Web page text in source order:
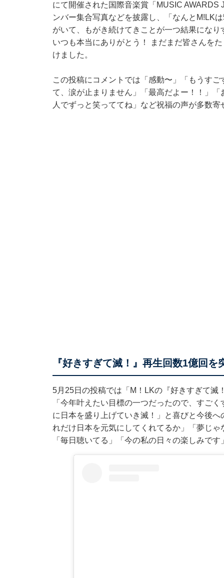
にて開催された国際音楽賞「MUSIC
ンバー集合写真などを披露し、「なんとM!LK
がいて、もがき続けてきことが一つ結果になり
いつも本当にありがとう！ まだまだ皆さんを
けました。
この投稿にコメントでは「感動〜」「もうす
て、涙が止まりません」「最高だよー！！」
人でずっと笑っててね」など祝福の声が多数寄
『好きすぎて滅！』再生回数1億回を
5月25日の投稿では「M！LKの『好きすぎて滅
「今年叶えたい目標の一つだったので、すご
に日本を盛り上げていき滅！」と喜びと今後
れだけ日本を元気にしてくれてるか」「夢じ
「毎日聴いてる」「今の私の日々の楽しみです